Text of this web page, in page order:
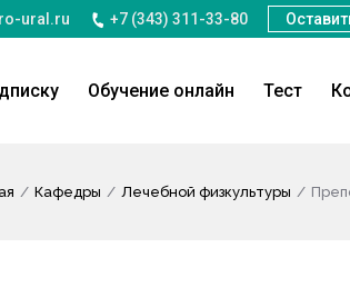
ural.ru +7 (343) 311-33-80
Обучение онлайн Тест
Кафедры Лечебной физкультуры